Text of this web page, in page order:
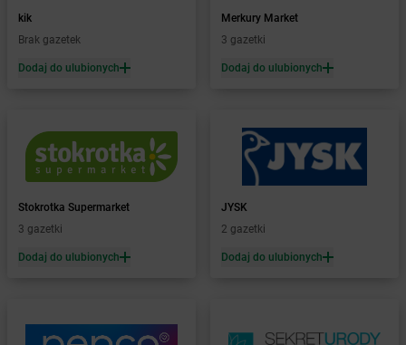
Żabka
Żabka Blachownia
Żabka Błażejewo
Żabka Bliżyn
Żabka Blok Dobryszyce
Żabka Błonie
Żabka Bobolin
Żabka Bobowa
Żabka Bobrek
Żabka Bodzechów
kik
Brak gazetek
Dodaj do ulubionych
Merkury Market
3 gazetki
Dodaj do ulubionych
Stokrotka Supermarket
3 gazetki
Dodaj do ulubionych
JYSK
2 gazetki
Dodaj do ulubionych